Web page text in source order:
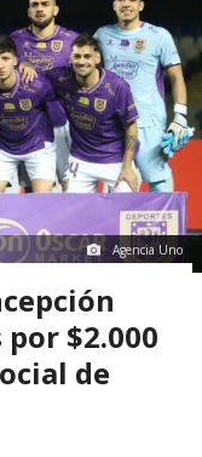
Agencia Uno
$2.000
de